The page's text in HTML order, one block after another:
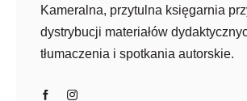
Kameralna, przytulna księgarnia
dystrybucji materiałów
tłumaczenia i spotkania autorskie.